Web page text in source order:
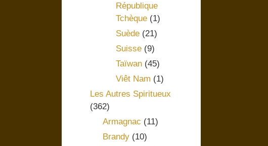
République
Tchèque(1)
Suède(21)
Suisse(9)
Taïwan(45)
Viêt Nam (1)
Les Autres Spiritueux
(362)
Armagnac (11)
Brandy (10)